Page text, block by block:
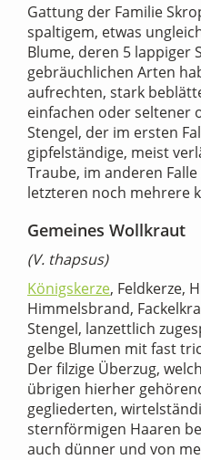
Gattung der Familie
spaltigem, etwas
Blume, deren 5 lappiger
gebräuchlichen Arten
aufrechten, stark
einfachen oder seltener
Stengel, der im ersten
gipfelständige, meist
Traube, im anderen
letzteren noch mehrere
Gemeines Wollkraut
(V. thapsus)
Königskerze, Feldkerze,
Himmelsbrand,
Stengel, lanzettlich
gelbe Blumen mit fast
Der filzige Überzug,
übrigen hierher
gegliederten,
sternförmigen Haaren
auch dünner und von